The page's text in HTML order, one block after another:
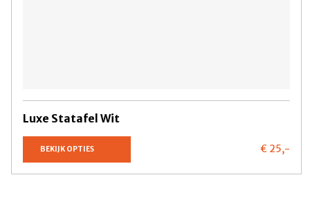
Luxe Statafel Wit
BEKIJK OPTIES € 25,-